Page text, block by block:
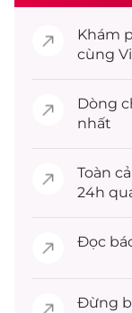
Khám
cùng
Dòng
nhất
Toàn
24h
Đọc
Đừng